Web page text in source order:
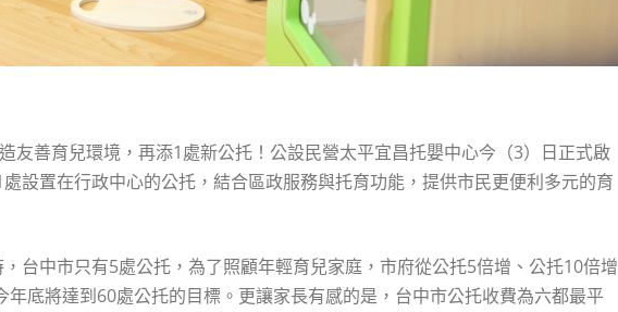
友善育兒環境，再添1處新公托！公設民營太平宜昌托嬰中心今（3）日正式啟
設置在行政中心的公托，結合區政服務與托育功能，提供市民更便利多元的育
台中市只有5處公托，為了照顧年輕育兒家庭，市府從公托5倍增、公托10倍增
底將達到60處公托的目標。更讓家長有感的是，台中市公托收費為六都最平